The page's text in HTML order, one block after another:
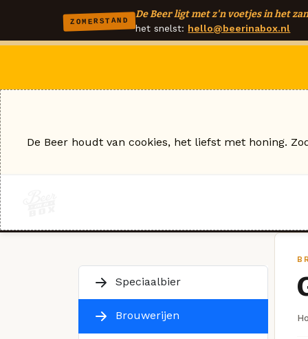
ZOMERSTAND
De Beer ligt met z'n voetjes in het
het snelst: hello@beerinabox.nl
Speciaalbier
Brouwerijen
De Beer houdt van cookies, het liefst met honing.